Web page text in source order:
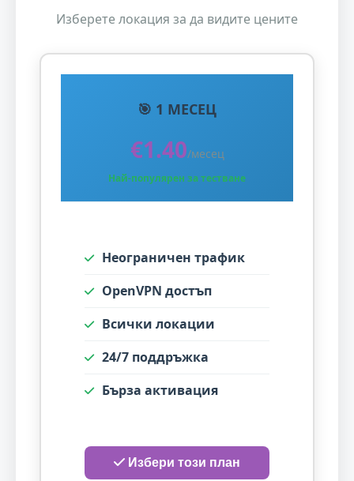
Изберете локация за да видите цените
🎯 1 МЕСЕЦ
€1.40/месец
Най-популярен за тестване
Неограничен трафик
OpenVPN достъп
Всички локации
24/7 поддръжка
Бърза активация
Избери този план